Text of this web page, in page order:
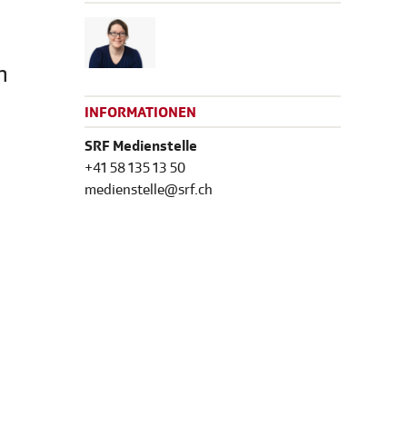
INFORMATIONEN
SRF Medienstelle
+41 58 135 13 50
medienstelle@srf.ch